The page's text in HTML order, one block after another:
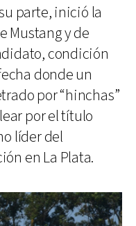
parte, inició la
Mustang y de
condición
donde un
por “hinchas”
por el título
líder del
en La Plata.